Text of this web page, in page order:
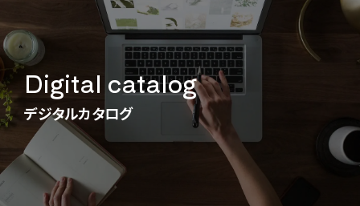
Digital catalog
デジタルカタログ